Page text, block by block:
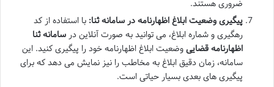
ضروری هستند.
پیگیری وضعیت ابلاغ اظهارنامه در سامانه ثنا: با استفاده از کد
رهگیری و شماره ابلاغ، می توانید به صورت آنلاین در سامانه ثنا
اظهارنامه قضاییوضعیت ابلاغ اظهارنامه خود را پیگیری کنید. این
سامانه، زمان دقیق ابلاغ به مخاطب را نیز نمایش می دهد که برای
پیگیری های بعدی بسیار حیاتی است.